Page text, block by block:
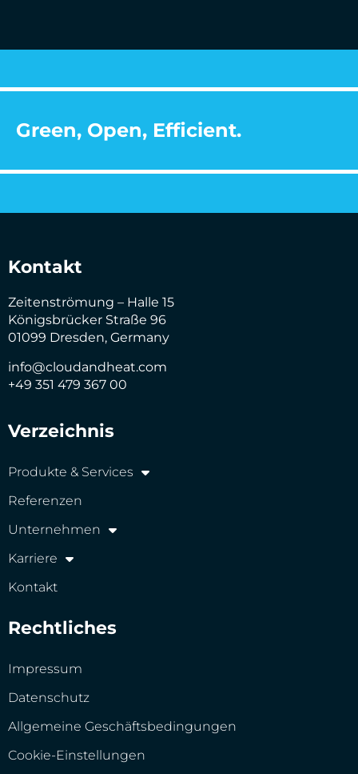
Green, Open, Efficient.
Kontakt
Zeitenströmung – Halle 15
Königsbrücker Straße 96
01099 Dresden, Germany
info@cloudandheat.com
+49 351 479 367 00
Verzeichnis
Produkte & Services
Referenzen
Unternehmen
Karriere
Kontakt
Rechtliches
Impressum
Datenschutz
Allgemeine Geschäftsbedingungen
Cookie-Einstellungen